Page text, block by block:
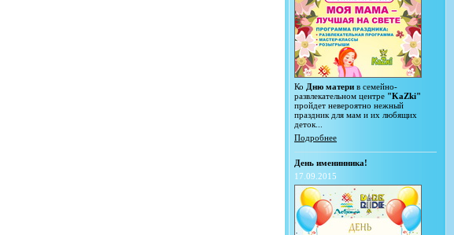
Ко Дню матери в семейно-
развлекательном центре "KaZki"
пройдет невероятно нежный
праздник для мам и их любящих
деток...
Подробнее
День именинника!
17.09.2015